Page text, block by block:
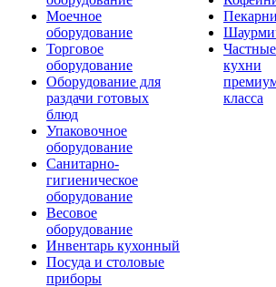
Моечное
оборудование
Торговое
оборудование
Оборудование для
раздачи готовых
блюд
Упаковочное
оборудование
Санитарно-
гигиеническое
оборудование
Весовое
оборудование
Инвентарь кухонный
Посуда и столовые
приборы
Пекарни
Частные
кухни
класса